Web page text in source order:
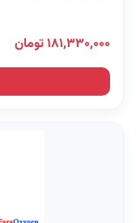
۱۸۱,۳۳۰,۰۰۰ تومان